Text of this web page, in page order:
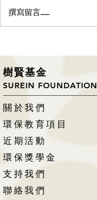
撰寫留言......
樹賢基金
SUREIN FOUNDATION
關於我們
環保教育項目
近期活動
環保獎學金
支持我們
聯絡我們